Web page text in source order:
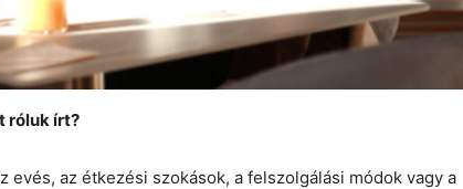
róluk írt?
evés, az étkezési szokások, a felszolgálási módok vagy a